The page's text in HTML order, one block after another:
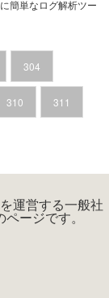
簡単なログ解析ツー
304
310 311
運営する一般社
ページです。